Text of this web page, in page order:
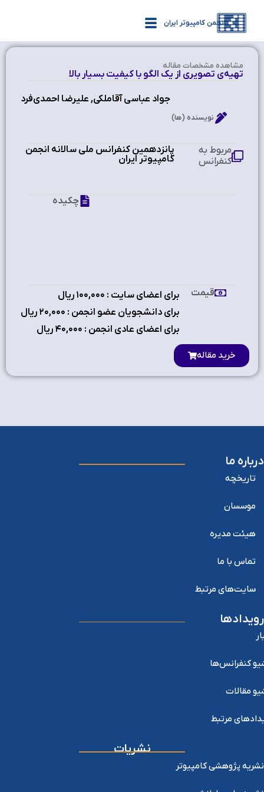
انجمن کامپیوتر ایران
مشاهده‌ مشخصات مقاله
تهیه‌ی تصویری از یک الگو با کیفیت بسیار بالا
جواد عباسی آقاملکی, علیرضا احمدی‌فرد
نویسنده (ها)
پانزدهمین کنفرانس ملی سالانه انجمن
کامپیوتر ایران
مربوط به
کنفرانس
چکیده
برای اعضای سایت : ۱٠٠,٠٠٠ ریال
برای دانشجویان عضو انجمن : ۲٠,٠٠٠ ریال
برای اعضای عادی انجمن : ۴٠,٠٠٠ ریال
قیمت
خرید مقاله
درباره ما
تاریخچه
موسسان
هیئت مدیره
تماس با ما
سایت‌های مرتبط
رویدادها
کنفرانس‌ها
مقالات
مرتبط
نشریات
نشریه پژوهشی کامپیوتر